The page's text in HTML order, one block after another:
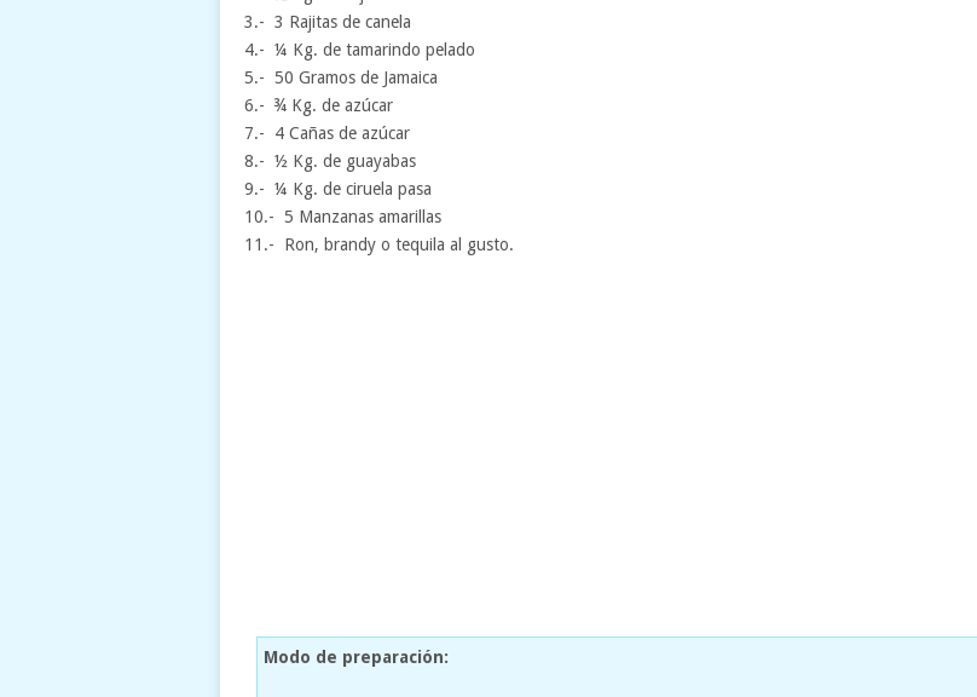
3.- 3 Rajitas de canela
4.- ¼ Kg. de tamarindo pelado
5.- 50 Gramos de Jamaica
6.- ¾ Kg. de azúcar
7.- 4 Cañas de azúcar
8.- ½ Kg. de guayabas
9.- ¼ Kg. de ciruela pasa
10.- 5 Manzanas amarillas
11.- Ron, brandy o tequila al gusto.
Modo de preparación: